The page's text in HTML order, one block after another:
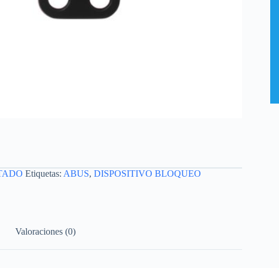
Etiquetas: ABUS, DISPOSITIVO BLOQUEO
Valoraciones (0)